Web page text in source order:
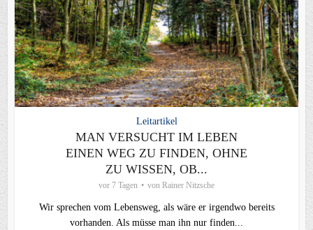
Leitartikel
MAN VERSUCHT IM LEBEN
EINEN WEG ZU FINDEN, OHNE
ZU WISSEN, OB...
vor 7 Tagen von Rainer Nitzsche
Wir sprechen vom Lebensweg, als wäre er irgendwo bereits
vorhanden. Als müsse man ihn nur finden...